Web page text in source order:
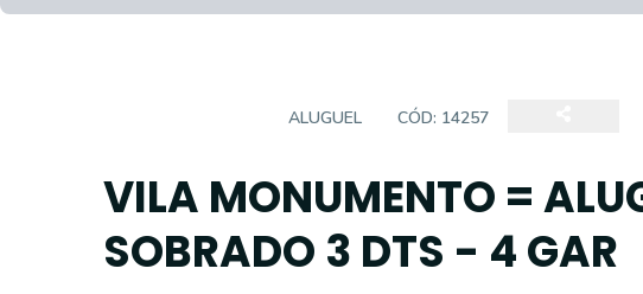
ALUGUEL CÓD: 14257
VILA MONUMENTO =
SOBRADO 3 DTS - 4 GAR